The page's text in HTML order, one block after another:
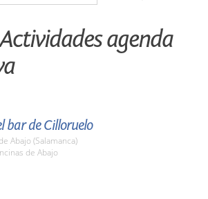
agenda
bar de Cilloruelo
Abajo (Salamanca)
de Abajo